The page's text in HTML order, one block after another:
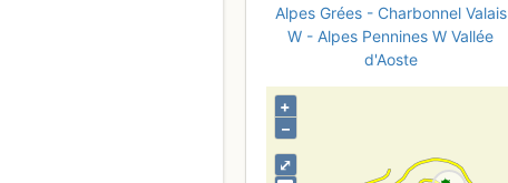
Alpes Grées - Charbonnel Valais
W - Alpes Pennines W Vallée
d'Aoste
+
–
⤢